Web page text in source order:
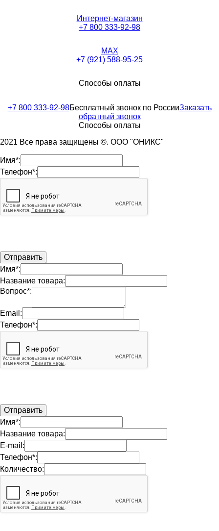
Интернет-магазин
+7 800 333-92-98
MAX
+7 (921) 588-95-25
Способы оплаты
+7 800 333-92-98Бесплатный звонок по РоссииЗаказать
обратный звонок
Способы оплаты
2021 Все права защищены ©. ООО "ОНИКС"
Имя*:
Телефон*:
Имя*:
Название товара:
Вопрос*:
Email:
Телефон*:
Имя*:
Название товара:
E-mail:
Телефон*:
Количество: